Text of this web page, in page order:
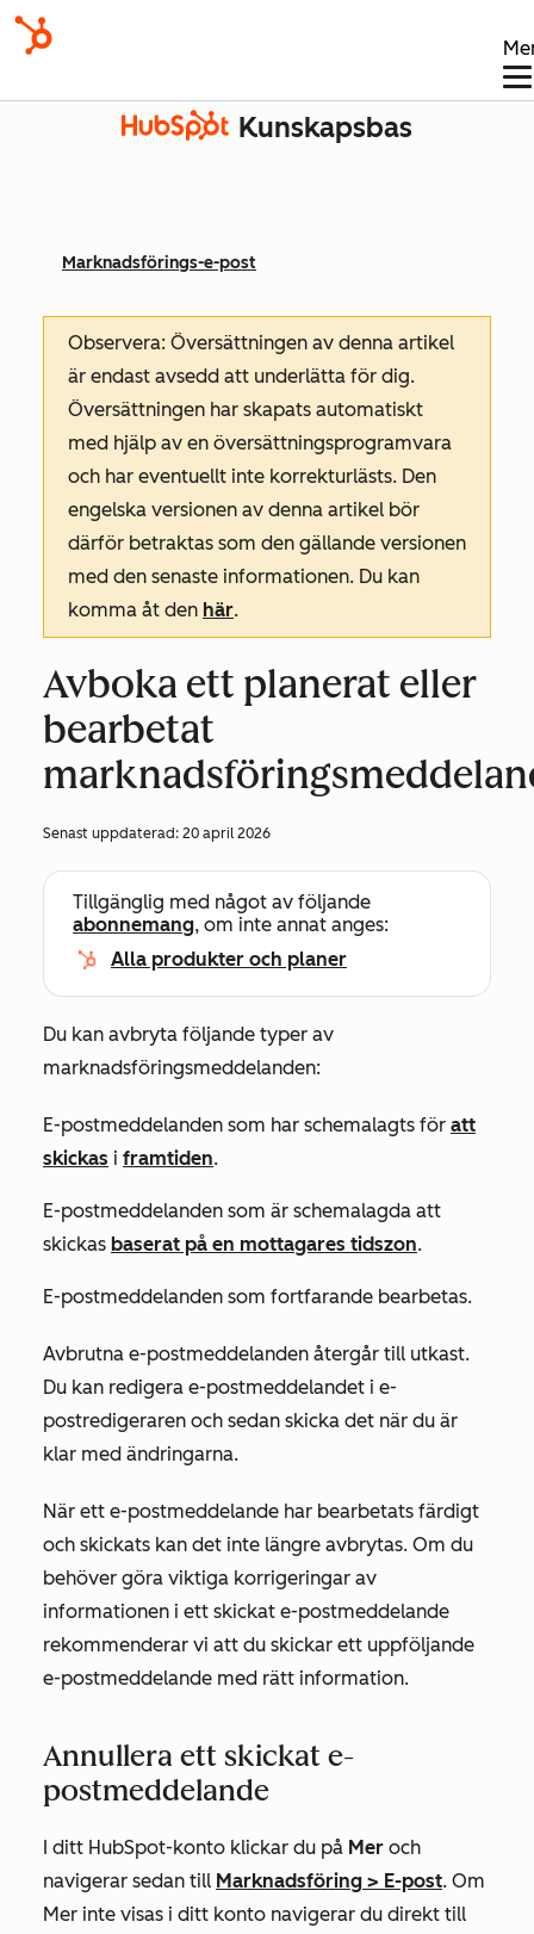
Kunskapsbas
Marknadsförings-e-post
Observera: Översättningen av denna artikel
är endast avsedd att underlätta för dig.
Översättningen har skapats automatiskt
med hjälp av en översättningsprogramvara
och har eventuellt inte korrekturlästs. Den
engelska versionen av denna artikel bör
därför betraktas som den gällande versionen
med den senaste informationen. Du kan
komma åt den här.
Avboka ett planerat eller
bearbetat
Senast uppdaterad: 20 april 2026
Tillgänglig med något av följande
abonnemang, om inte annat anges:
Alla produkter och planer
Du kan avbryta följande typer av
marknadsföringsmeddelanden:
E-postmeddelanden som har schemalagts för att
skickas i framtiden.
E-postmeddelanden som är schemalagda att
skickas baserat på en mottagares tidszon.
E-postmeddelanden som fortfarande bearbetas.
Avbrutna e-postmeddelanden återgår till utkast.
Du kan redigera e-postmeddelandet i e-
postredigeraren och sedan skicka det när du är
klar med ändringarna.
När ett e-postmeddelande har bearbetats färdigt
och skickats kan det inte längre avbrytas. Om du
behöver göra viktiga korrigeringar av
informationen i ett skickat e-postmeddelande
rekommenderar vi att du skickar ett uppföljande
e-postmeddelande med rätt information.
Annullera ett skickat e-
postmeddelande
I ditt HubSpot-konto klickar du på Mer och
navigerar sedan till Marknadsföring > E-post. Om
Mer inte visas i ditt konto navigerar du direkt till